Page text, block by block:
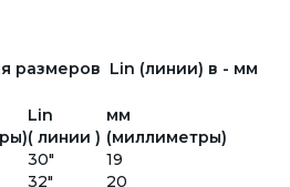
размеров Lin (линии) в - мм
Lin
мм
( линии ) (миллиметры)
30"
19
32"
20